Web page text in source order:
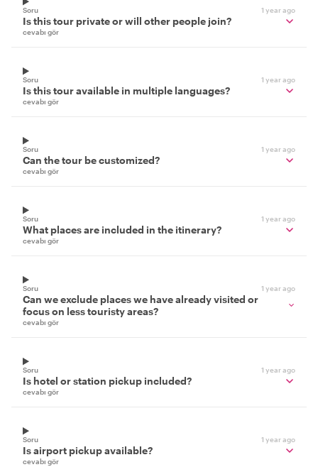
Soru 1 year ago
Is this tour private or will other people join?
cevabı gör
Soru 1 year ago
Is this tour available in multiple languages?
cevabı gör
Soru 1 year ago
Can the tour be customized?
cevabı gör
Soru 1 year ago
What places are included in the itinerary?
cevabı gör
Soru 1 year ago
Can we exclude places we have already visited or
focus on less touristy areas?
cevabı gör
Soru 1 year ago
Is hotel or station pickup included?
cevabı gör
Soru 1 year ago
Is airport pickup available?
cevabı gör